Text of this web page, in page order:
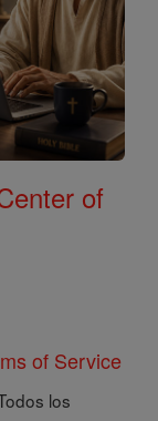
of
of Service
los